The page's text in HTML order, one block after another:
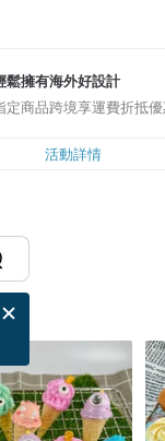
鬆擁有海外好設計
定商品跨境享運費折抵
活動詳情